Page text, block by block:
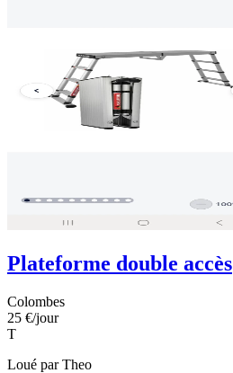
Plateforme double accès
Colombes
25 €/jour
T
Loué parTheo